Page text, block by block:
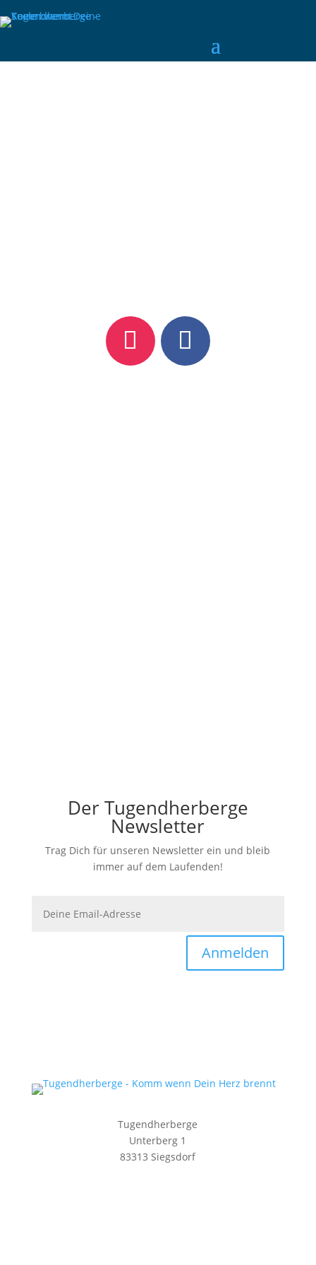
Der Tugendherberge
Newsletter
Trag Dich für unseren Newsletter ein und bleib
immer auf dem Laufenden!
Anmelden
Tugendherberge
Unterberg 1
83313 Siegsdorf